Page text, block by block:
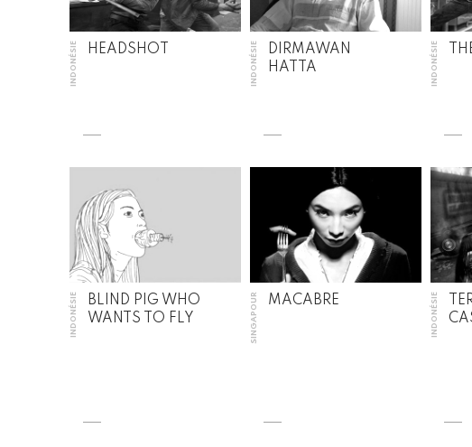
INDONÉSIE HEADSHOT INDONÉSIE
DIRMAWAN
HATTA
INDONÉSIE
INDONÉSIE
BLIND PIG WHO
WANTS TO FLY
SINGAPOUR MACABRE INDONÉSIE